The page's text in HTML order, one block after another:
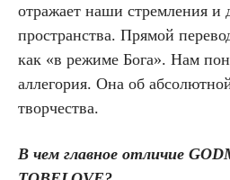
отражает наши стремления и
пространства. Прямой
как «в режиме Бога». Нам
аллегория. Она об
творчества.
В чем главное отличие